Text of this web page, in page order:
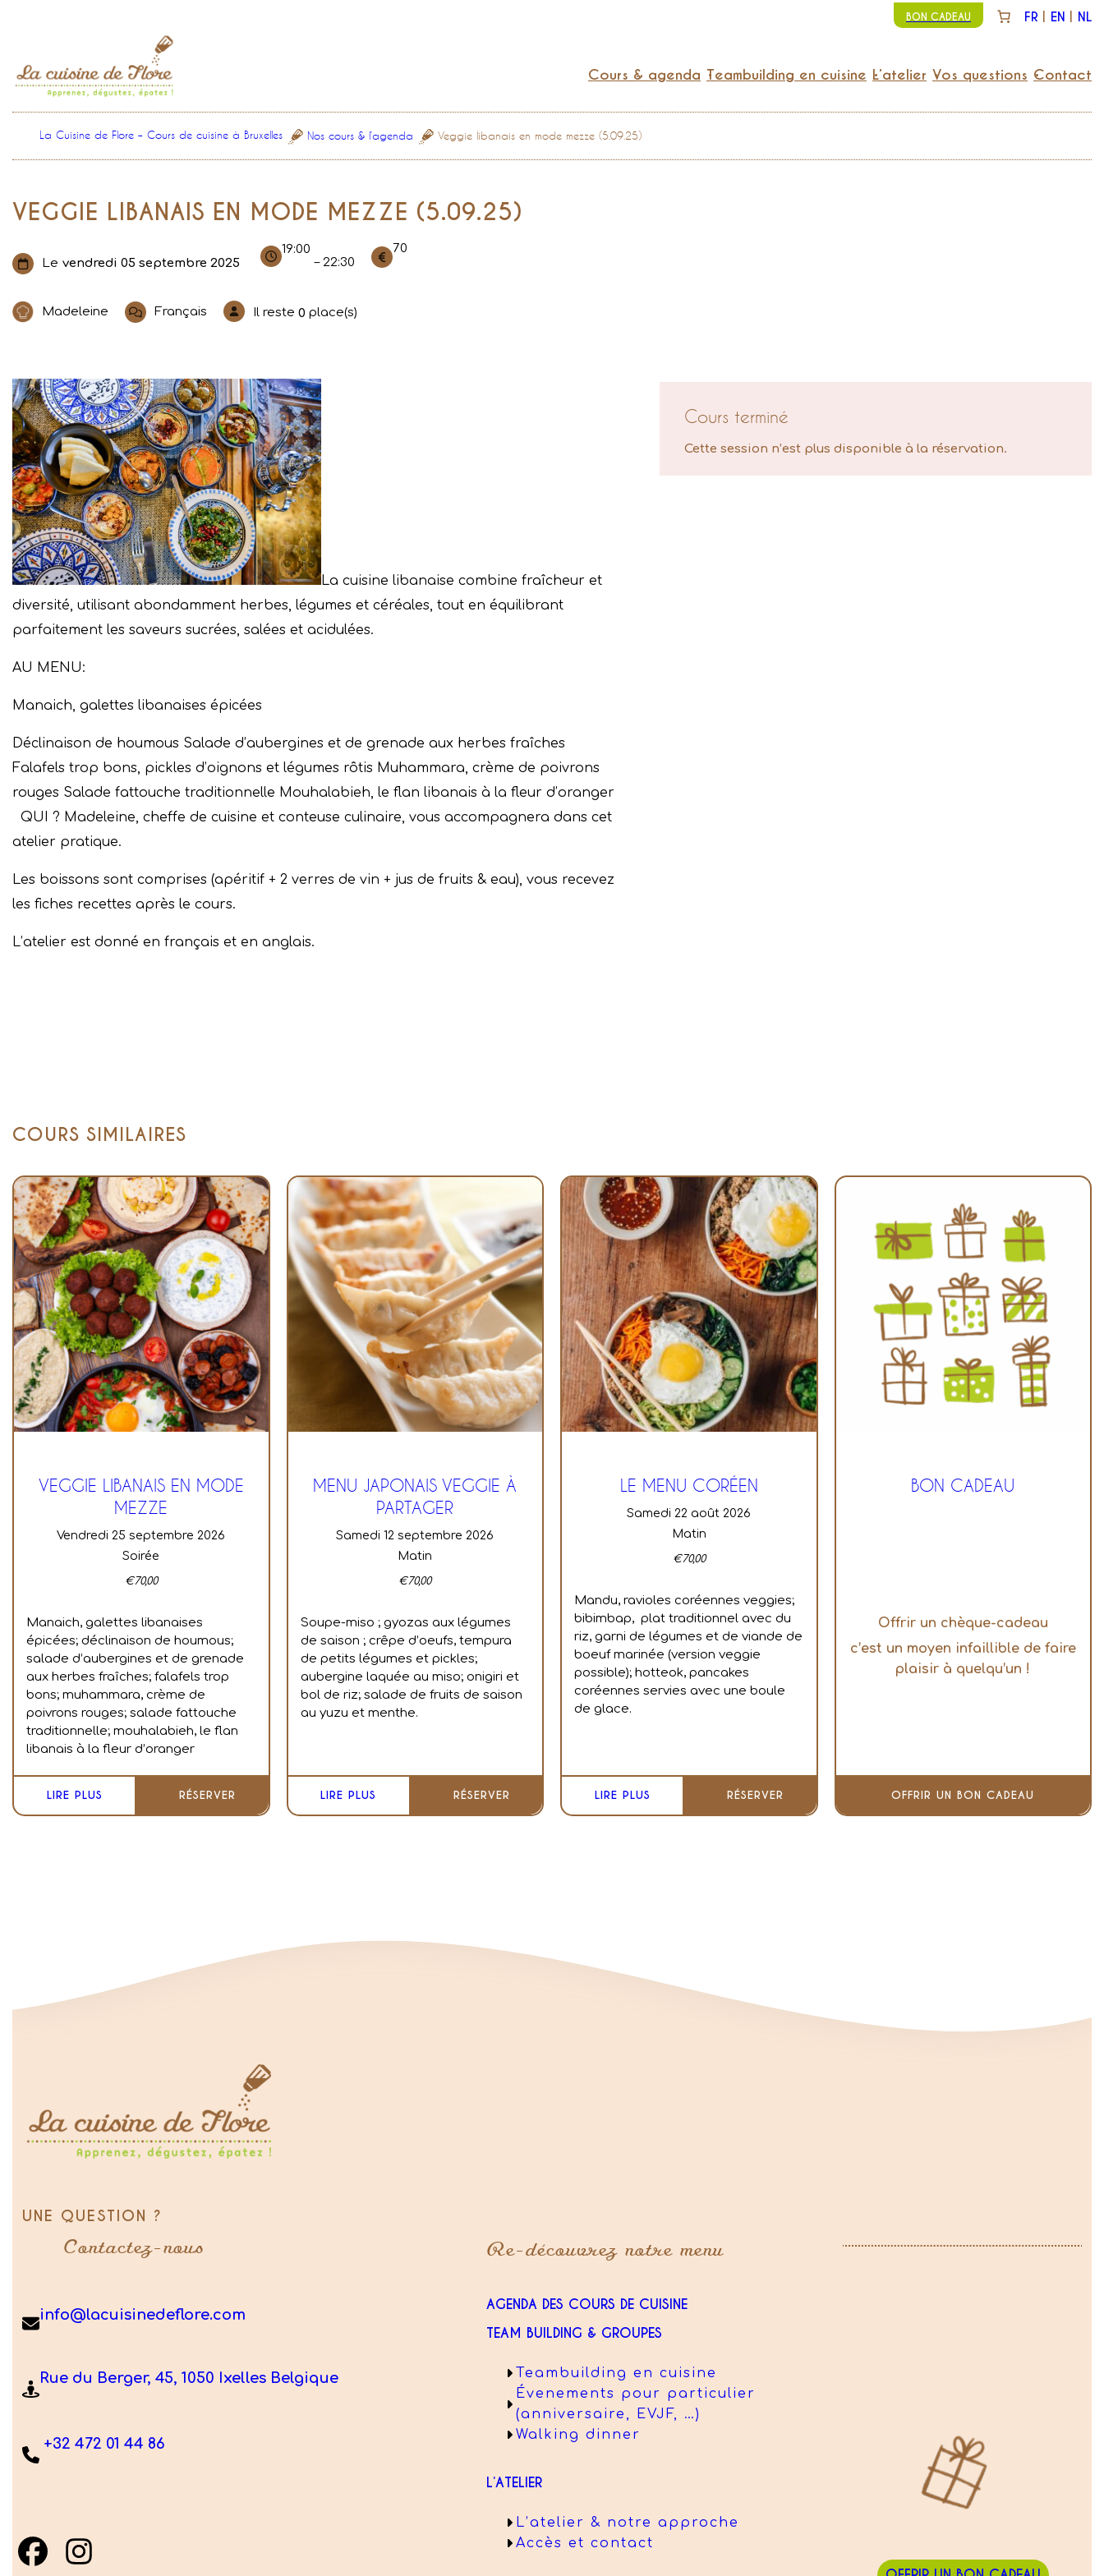
BON CADEAU FR EN NL
Cours & agenda Teambuilding en cuisine L’atelier Vos questions Contact
La Cuisine de Flore – Cours de cuisine à Bruxelles Nos cours & l’agenda Veggie libanais en mode mezze (5.09.25)
VEGGIE LIBANAIS EN MODE MEZZE (5.09.25)
Le vendredi 05 septembre 2025
19:00
– 22:30
70
Madeleine Français Il reste 0 place(s)
La cuisine libanaise combine fraîcheur et
diversité, utilisant abondamment herbes, légumes et céréales, tout en équilibrant
parfaitement les saveurs sucrées, salées et acidulées.
AU MENU:
Manaich, galettes libanaises épicées
Déclinaison de houmous Salade d’aubergines et de grenade aux herbes fraîches
Falafels trop bons, pickles d’oignons et légumes rôtis Muhammara, crème de poivrons
rouges Salade fattouche traditionnelle Mouhalabieh, le flan libanais à la fleur d’oranger
QUI ? Madeleine, cheffe de cuisine et conteuse culinaire, vous accompagnera dans cet
atelier pratique.
Les boissons sont comprises (apéritif + 2 verres de vin + jus de fruits & eau), vous recevez
les fiches recettes après le cours.
L’atelier est donné en français et en anglais.
Cours terminé
Cette session n’est plus disponible à la réservation.
COURS SIMILAIRES
VEGGIE LIBANAIS EN MODE
MEZZE
vendredi 25 septembre 2026
Soirée
€70,00
Manaich, galettes libanaises
épicées; déclinaison de houmous;
salade d’aubergines et de grenade
aux herbes fraîches; falafels trop
bons; muhammara, crème de
poivrons rouges; salade fattouche
traditionnelle; mouhalabieh, le flan
libanais à la fleur d’oranger
LIRE PLUS RÉSERVER
MENU JAPONAIS VEGGIE À
PARTAGER
samedi 12 septembre 2026
Matin
€70,00
Soupe-miso ; gyozas aux légumes
de saison ; crêpe d’oeufs, tempura
de petits légumes et pickles;
aubergine laquée au miso; onigiri et
bol de riz; salade de fruits de saison
au yuzu et menthe.
LIRE PLUS RÉSERVER
LE MENU CORÉEN
samedi 22 août 2026
Matin
€70,00
Mandu, ravioles coréennes veggies;
bibimbap, plat traditionnel avec du
riz, garni de légumes et de viande de
boeuf marinée (version veggie
possible); hotteok, pancakes
coréennes servies avec une boule
de glace.
LIRE PLUS RÉSERVER
BON CADEAU
Offrir un chèque-cadeau
c’est un moyen infaillible de faire
plaisir à quelqu’un !
OFFRIR UN BON CADEAU
UNE QUESTION ?
Contactez-nous
info@lacuisinedeflore.com
Rue du Berger, 45, 1050 Ixelles Belgique
+32 472 01 44 86
Re-découvrez notre menu
AGENDA DES COURS DE CUISINE
TEAM BUILDING & GROUPES
Teambuilding en cuisine
Évenements pour particulier
(anniversaire, EVJF, …)
Walking dinner
L’ATELIER
L’atelier & notre approche
Accès et contact